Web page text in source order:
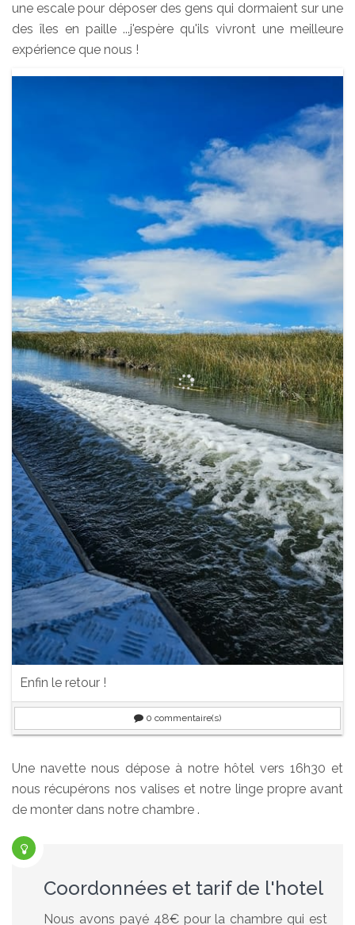
une escale pour déposer des gens qui dormaient sur une
des îles en paille ...j'espère qu'ils vivront une meilleure
expérience que nous !
Enfin le retour !
0 commentaire(s)
Une navette nous dépose à notre hôtel vers 16h30 et
nous récupérons nos valises et notre linge propre avant
de monter dans notre chambre .
Coordonnées et tarif de l'hotel
Nous avons payé 48€ pour la chambre qui est